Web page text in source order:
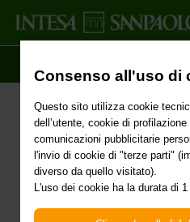
Consenso all'uso di
Questo sito utilizza cookie
dell’utente, cookie di
comunicazioni pubblicitarie
l'invio di cookie di "terze parti"
diverso da quello visitato).
L'uso dei cookie ha la durata di 1
Servizi di